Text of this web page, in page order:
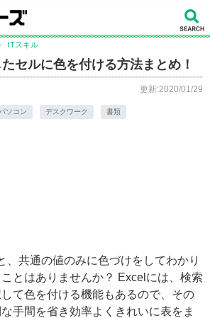
ITスキル
セルに色を付ける方法まとめ！
更新:2020/01/29
パソコン デスクワーク 書類
、共通の値のみに色づけをしてわかり
とはありませんか？ Excelには、検索
て色を付ける機能もあるので、その
手間を省き効率よくきれいに表をま